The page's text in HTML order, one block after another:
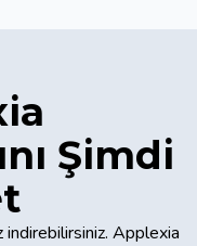
Şimdi
indirebilirsiniz. Applexia